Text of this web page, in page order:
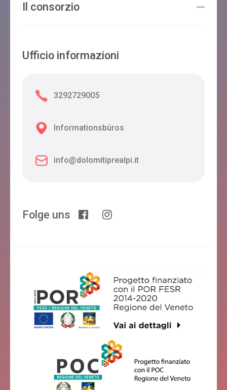
Il consorzio
Ufficio informazioni
3292729005
Informationsbüros
info@dolomitiprealpi.it
Folge uns